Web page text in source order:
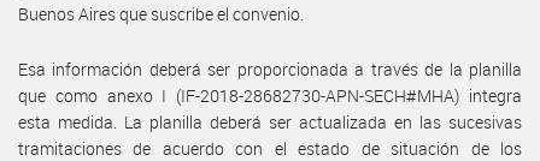
Buenos Aires que suscribe el convenio.
Esa información deberá ser proporcionada a través de la planilla
que como anexo I (IF-2018-28682730-APN-SECH#MHA) integra
esta medida. La planilla deberá ser actualizada en las sucesivas
tramitaciones de acuerdo con el estado de situación de los